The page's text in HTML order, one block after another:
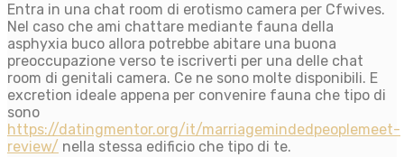
Entra in una chat room di erotismo camera per Cfwives.
Nel caso che ami chattare mediante fauna della
asphyxia buco allora potrebbe abitare una buona
preoccupazione verso te iscriverti per una delle chat
room di genitali camera. Ce ne sono molte disponibili. E
excretion ideale appena per convenire fauna che tipo di
sono
https://datingmentor.org/it/marriagemindedpeoplemeet-
review/ nella stessa edificio che tipo di te.